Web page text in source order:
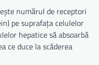
numărul de receptori
pe suprafața celulelor
hepatice să absoarbă
ce duce la scăderea